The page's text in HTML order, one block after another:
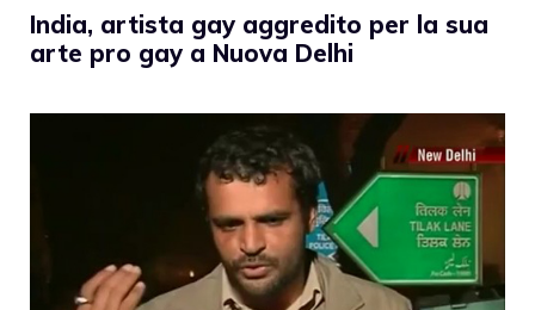
India, artista gay aggredito per la sua
arte pro gay a Nuova Delhi